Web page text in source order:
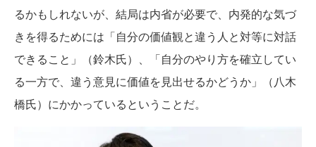
るかもしれないが、結局は内省が必要で、内発的な気づ
きを得るためには「自分の価値観と違う人と対等に対話
できること」（鈴木氏）、「自分のやり方を確立してい
る一方で、違う意見に価値を見出せるかどうか」（八木
橋氏）にかかっているということだ。